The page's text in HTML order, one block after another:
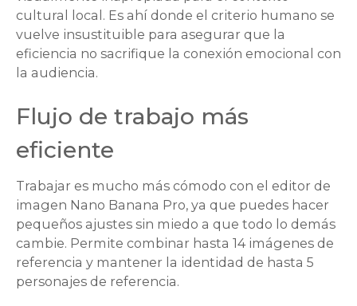
cultural local. Es ahí donde el criterio humano se
vuelve insustituible para asegurar que la
eficiencia no sacrifique la conexión emocional con
la audiencia.
Flujo de trabajo más
eficiente
Trabajar es mucho más cómodo con el editor de
imagen Nano Banana Pro, ya que puedes hacer
pequeños ajustes sin miedo a que todo lo demás
cambie. Permite combinar hasta 14 imágenes de
referencia y mantener la identidad de hasta 5
personajes de referencia.